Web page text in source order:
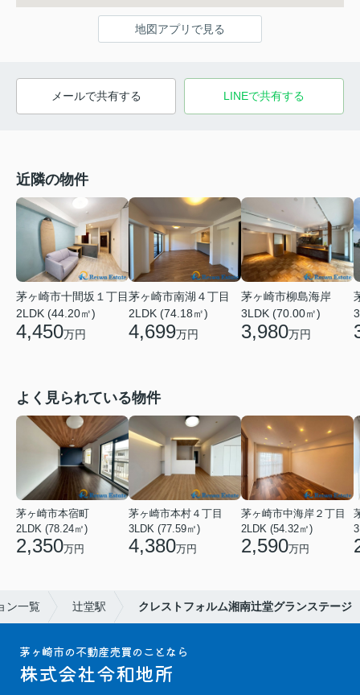
地図アプリで見る
メールで共有する LINEで共有する
近隣の物件
茅ヶ崎市十間坂１丁目
2LDK (44.20㎡)
4,450万円
茅ヶ崎市南湖４丁目
2LDK (74.18㎡)
4,699万円
茅ヶ崎市柳島海岸
3LDK (70.00㎡)
3,980万円
よく見られている物件
茅ヶ崎市本宿町
2LDK (78.24㎡)
2,350万円
茅ヶ崎市本村４丁目
3LDK (77.59㎡)
4,380万円
茅ヶ崎市中海岸２丁目
2LDK (54.32㎡)
2,590万円
ン一覧 辻堂駅 クレストフォルム湘南辻堂グランステージ
茅ヶ崎市の不動産売買のことなら
株式会社令和地所